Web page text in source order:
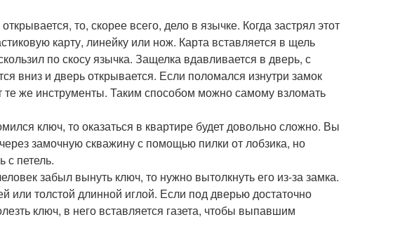
то, скорее всего, дело в язычке. Когда застрял этот
карту, линейку или нож. Карта вставляется в щель
по скосу язычка. Защелка вдавливается в дверь, с
вниз и дверь открывается. Если поломался изнутри замок
же инструменты. Таким способом можно самому взломать
ключ, то оказаться в квартире будет довольно сложно. Вы
замочную скважину с помощью пилки от лобзика, но
с петель.
забыл вынуть ключ, то нужно вытолкнуть его из-за замка.
или толстой длинной иглой. Если под дверью достаточно
ключ, в него вставляется газета, чтобы выпавшим